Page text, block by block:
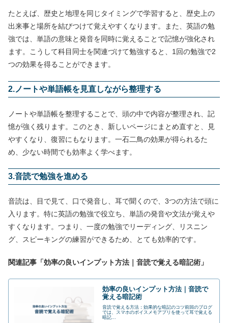
たとえば、歴史と地理を同じタイミングで学習すると、歴史上の
出来事と場所を結びつけて覚えやすくなります。また、英語の勉
強では、単語の意味と発音を同時に覚えることで記憶が強化され
ます。こうして科目同士を関連づけて勉強すると、1回の勉強で2
つの効果を得ることができます。
2.ノートや単語帳を見直しながら整理する
ノートや単語帳を整理することで、頭の中で内容が整理され、記
憶が強く残ります。このとき、新しいページにまとめ直すと、見
やすくなり、復習にもなります。一石二鳥の効果が得られるた
め、少ない時間でも効率よく学べます。
3.音読で勉強を進める
音読は、目で見て、口で発音し、耳で聞くので、3つの方法で頭に
入ります。特に英語の勉強で役立ち、単語の発音や文法が覚えや
すくなります。つまり、一度の勉強でリーディング、リスニン
グ、スピーキングの練習ができるため、とても効率的です。
関連記事「効率の良いインプット方法｜音読で覚える暗記術」
効率の良いインプット方法｜音読で
覚える暗記術
音読で覚える方法：効果的な暗記のコツ前回のブログ
では、スマホのボイスメモアプリを使って耳で覚える
暗記...